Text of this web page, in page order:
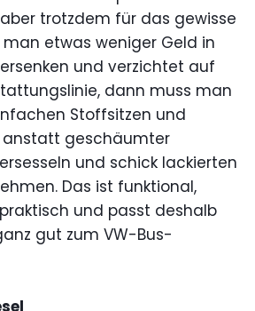
trotzdem für das gewisse
man etwas weniger Geld in
und verzichtet auf
dann muss man
Stoffsitzen und
geschäumter
und schick lackierten
Das ist funktional,
und passt deshalb
gut zum VW-Bus-